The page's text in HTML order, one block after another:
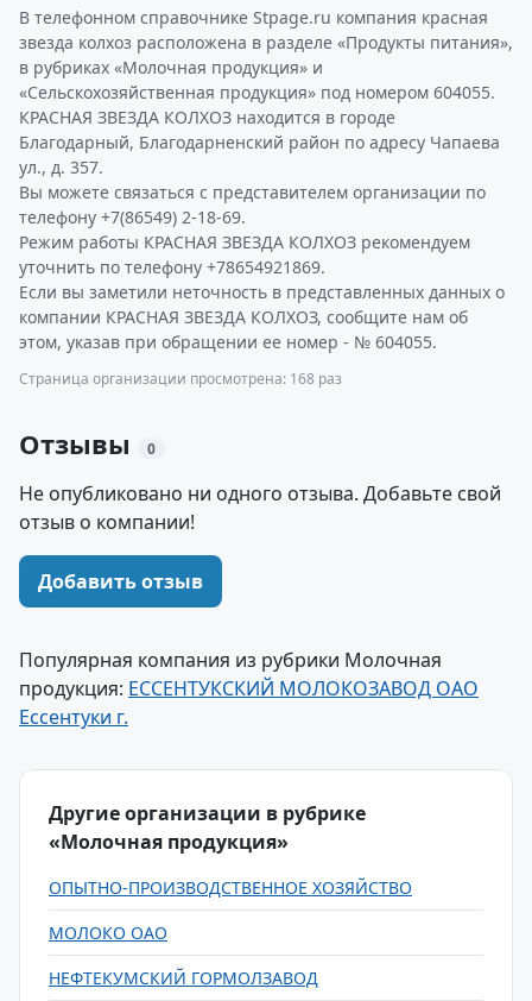
В телефонном справочнике Stpage.ru компания красная
звезда колхоз расположена в разделе «Продукты питания»,
в рубриках «Молочная продукция» и
«Сельскохозяйственная продукция» под номером 604055.
КРАСНАЯ ЗВЕЗДА КОЛХОЗ находится в городе
Благодарный, Благодарненский район по адресу Чапаева
ул., д. 357.
Вы можете связаться с представителем организации по
телефону +7(86549) 2-18-69.
Режим работы КРАСНАЯ ЗВЕЗДА КОЛХОЗ рекомендуем
уточнить по телефону +78654921869.
Если вы заметили неточность в представленных данных о
компании КРАСНАЯ ЗВЕЗДА КОЛХОЗ, сообщите нам об
этом, указав при обращении ее номер - № 604055.
Страница организации просмотрена: 168 раз
Отзывы 0
Не опубликовано ни одного отзыва. Добавьте свой
отзыв о компании!
Добавить отзыв
Популярная компания из рубрики Молочная
продукция: ЕССЕНТУКСКИЙ МОЛОКОЗАВОД ОАО
Ессентуки г.
Другие организации в рубрике
«Молочная продукция»
ОПЫТНО-ПРОИЗВОДСТВЕННОЕ ХОЗЯЙСТВО
МОЛОКО ОАО
НЕФТЕКУМСКИЙ ГОРМОЛЗАВОД